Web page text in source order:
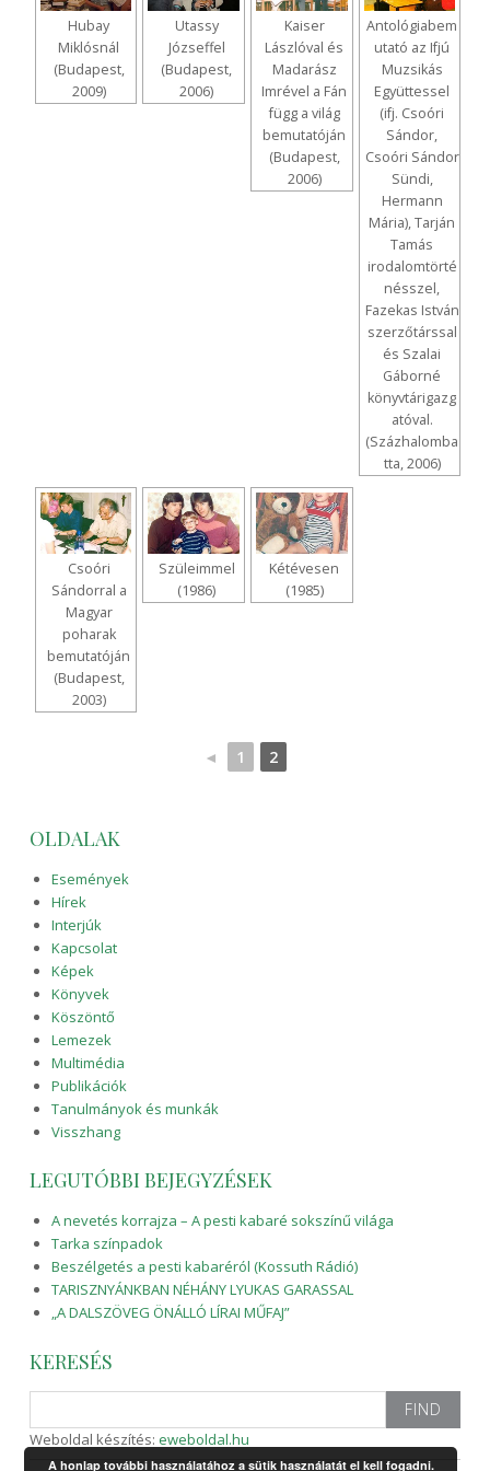
Hubay
Miklósnál
(Budapest,
2009)
Utassy
Józseffel
(Budapest,
2006)
Kaiser
Lászlóval és
Madarász
Imrével a Fán
függ a világ
bemutatóján
(Budapest,
2006)
Antológiabem
utató az Ifjú
Muzsikás
Együttessel
(ifj. Csoóri
Sándor,
Csoóri Sándor
Sündi,
Hermann
Mária), Tarján
Tamás
irodalomtörté
nésszel,
Fazekas István
szerzőtárssal
és Szalai
Gáborné
könyvtárigazg
atóval.
(Százhalomba
tta, 2006)
Csoóri
Sándorral a
Magyar
poharak
bemutatóján
(Budapest,
2003)
Szüleimmel
(1986)
Kétévesen
(1985)
◄ 1 2
OLDALAK
Események
Hírek
Interjúk
Kapcsolat
Képek
Könyvek
Köszöntő
Lemezek
Multimédia
Publikációk
Tanulmányok és munkák
Visszhang
LEGUTÓBBI BEJEGYZÉSEK
A nevetés korrajza – A pesti kabaré sokszínű világa
Tarka színpadok
Beszélgetés a pesti kabaréról (Kossuth Rádió)
TARISZNYÁNKBAN NÉHÁNY LYUKAS GARASSAL
„A DALSZÖVEG ÖNÁLLÓ LÍRAI MŰFAJ”
KERESÉS
for:
Weboldal készítés: eweboldal.hu
A honlap további használatához a sütik használatát el kell fogadni.